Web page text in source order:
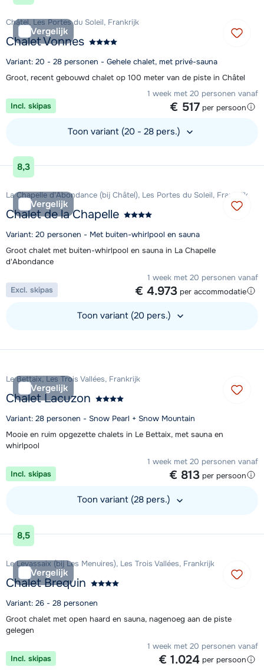
Vergelijk
Châtel, Les Portes du Soleil, Frankrijk
Chalet Vonnes
Variant: 20 - 28 personen - Gehele chalet, met privé-sauna
Groot, recent gebouwd chalet op 100 meter van de piste in Châtel
1 week met 20 personen vanaf
€ 517 per persoon
Incl. skipas
Toon variant (20 - 28 pers.)
Bekijk accommodatie
8,3
Vergelijk
La Chapelle d'Abondance (bij Châtel), Les Portes du Soleil, Frankrijk
Chalet de la Chapelle
Variant: 20 personen - Met buiten-whirlpool en sauna
Groot chalet met buiten-whirlpool en sauna in La Chapelle
d'Abondance
1 week met 20 personen vanaf
€ 4.973 per accommodatie
Excl. skipas
Toon variant (20 pers.)
Vergelijk
Le Bettaix, Les Trois Vallées, Frankrijk
Chalet Lacuzon
Variant: 28 personen - Snow Pearl + Snow Mountain
Mooie en ruim opgezette chalets in Le Bettaix, met sauna en
whirlpool
1 week met 20 personen vanaf
€ 813 per persoon
Incl. skipas
Toon variant (28 pers.)
Bekijk accommodatie
8,5
Vergelijk
Le Levassaix (bij Les Menuires), Les Trois Vallées, Frankrijk
Chalet Brequin
Variant: 26 - 28 personen
Groot chalet met open haard en sauna, nagenoeg aan de piste
gelegen
1 week met 20 personen vanaf
€ 1.024 per persoon
Incl. skipas